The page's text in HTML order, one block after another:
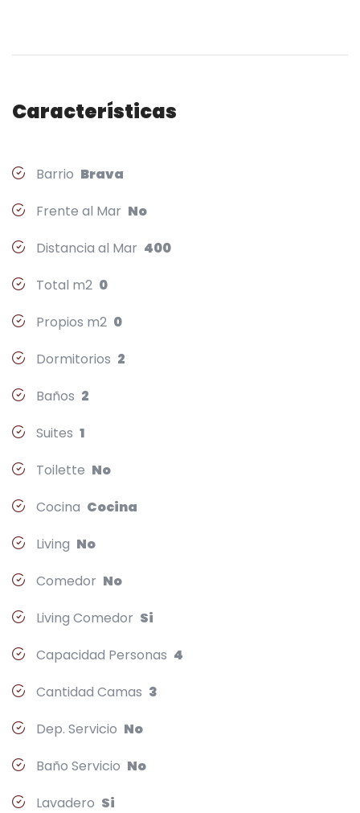
Características
Barrio Brava
Frente al Mar No
Distancia al Mar 400
Total m2 0
Propios m2 0
Dormitorios 2
Baños 2
Suites 1
Toilette No
Cocina Cocina
Living No
Comedor No
Living Comedor Si
Capacidad Personas 4
Cantidad Camas 3
Dep. Servicio No
Baño Servicio No
Lavadero Si